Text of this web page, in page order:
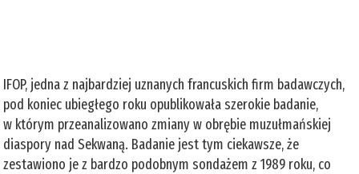
IFOP, jedna z najbardziej uznanych francuskich firm badawczych,
pod koniec ubiegłego roku opublikowała szerokie badanie,
w którym przeanalizowano zmiany w obrębie muzułmańskiej
diaspory nad Sekwaną. Badanie jest tym ciekawsze, że
zestawiono je z bardzo podobnym sondażem z 1989 roku, co